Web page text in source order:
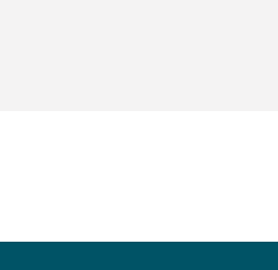
condivisione di valori comuni e
ai territori, per ampliare